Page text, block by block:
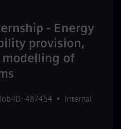
- Energy
provision,
of
ID: 487454 • Internal